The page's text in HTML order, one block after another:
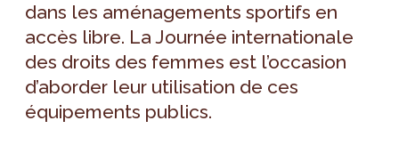
dans les aménagements sportifs en
accès libre. La Journée internationale
des droits des femmes est l’occasion
d’aborder leur utilisation de ces
équipements publics.